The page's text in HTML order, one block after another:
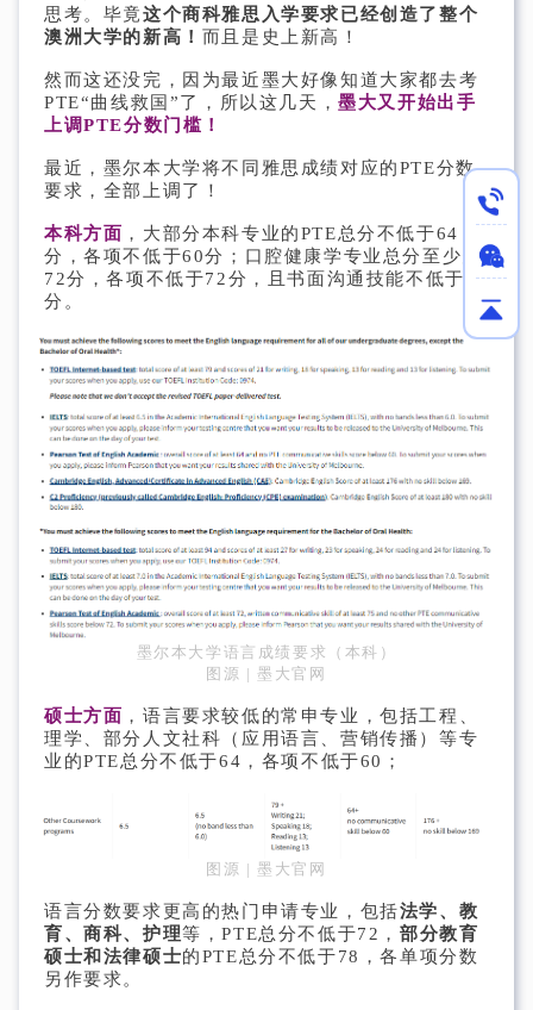
思考。毕竟这个商科雅思入学要求已经创造了整个
澳洲大学的新高！ 而且是史上新高！
然而这还没完，因为最近墨大好像知道大家都去考
PTE“曲线救国”了，所以这几天，墨大又开始出手
上调PTE分数门槛！
最近，墨尔本大学将不同雅思成绩对应的PTE分数
要求，全部上调了！
本科方面 ，大部分本科专业的PTE总分不低于64
分，各项不低于60分；口腔健康学专业总分至少为
72分，各项不低于72分，且书面沟通技能不低于75
分。
墨尔本大学语言成绩要求（本科）
图源 | 墨大官网
硕士方面 ，语言要求较低的常申专业，包括工程、
理学、部分人文社科（应用语言、营销传播）等专
业的PTE总分不低于64，各项不低于60；
图源 | 墨大官网
语言分数要求更高的热门申请专业，包括法学、教
育、商科、护理等，PTE总分不低于72， 部分教育
硕士和法律硕士的PTE总分不低于78，各单项分数
另作要求。